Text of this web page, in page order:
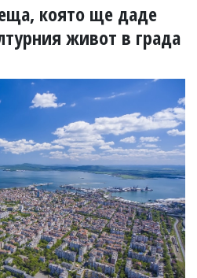
която ще даде
живот в града